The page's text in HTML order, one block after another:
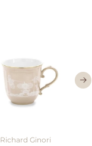
Richard Ginori